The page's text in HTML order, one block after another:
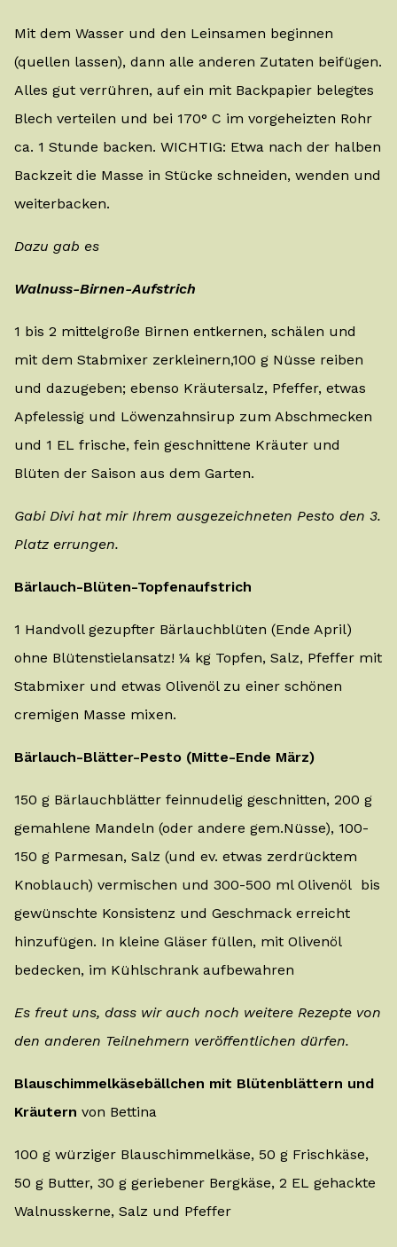
Mit dem Wasser und den Leinsamen beginnen
(quellen lassen), dann alle anderen Zutaten beifügen.
Alles gut verrühren, auf ein mit Backpapier belegtes
Blech verteilen und bei 170° C im vorgeheizten Rohr
ca. 1 Stunde backen. WICHTIG: Etwa nach der halben
Backzeit die Masse in Stücke schneiden, wenden und
weiterbacken.
Dazu gab es
Walnuss-Birnen-Aufstrich
1 bis 2 mittelgroße Birnen entkernen, schälen und
mit dem Stabmixer zerkleinern,100 g Nüsse reiben
und dazugeben; ebenso Kräutersalz, Pfeffer, etwas
Apfelessig und Löwenzahnsirup zum Abschmecken
und 1 EL frische, fein geschnittene Kräuter und
Blüten der Saison aus dem Garten.
Gabi Divi hat mir Ihrem ausgezeichneten Pesto den 3.
Platz errungen.
Bärlauch-Blüten-Topfenaufstrich
1 Handvoll gezupfter Bärlauchblüten (Ende April)
ohne Blütenstielansatz! ¼ kg Topfen, Salz, Pfeffer mit
Stabmixer und etwas Olivenöl zu einer schönen
cremigen Masse mixen.
Bärlauch-Blätter-Pesto (Mitte-Ende März)
150 g Bärlauchblätter feinnudelig geschnitten, 200 g
gemahlene Mandeln (oder andere gem.Nüsse), 100-
150 g Parmesan, Salz (und ev. etwas zerdrücktem
Knoblauch) vermischen und 300-500 ml Olivenöl bis
gewünschte Konsistenz und Geschmack erreicht
hinzufügen. In kleine Gläser füllen, mit Olivenöl
bedecken, im Kühlschrank aufbewahren
Es freut uns, dass wir auch noch weitere Rezepte von
den anderen Teilnehmern veröffentlichen dürfen.
Blauschimmelkäsebällchen mit Blütenblättern und
Kräutern von Bettina
100 g würziger Blauschimmelkäse, 50 g Frischkäse,
50 g Butter, 30 g geriebener Bergkäse, 2 EL gehackte
Walnusskerne, Salz und Pfeffer